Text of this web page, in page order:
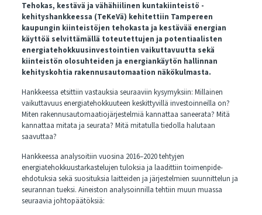
Tehokas, kestävä ja vähähiilinen kuntakiinteistö -
kehityshankkeessa (TeKeVä) kehitettiin Tampereen
kaupungin kiinteistöjen tehokasta ja kestävää energian
käyttöä selvittämällä toteutettujen ja potentiaalisten
energiatehokkuusinvestointien vaikuttavuutta sekä
kiinteistön olosuhteiden ja energiankäytön hallinnan
kehityskohtia rakennusautomaation näkökulmasta.
Hankkeessa etsittiin vastauksia seuraaviin kysymyksiin: Millainen
vaikuttavuus energiatehokkuuteen keskittyvillä investoinneilla on?
Miten rakennusautomaatiojärjestelmiä kannattaa saneerata? Mitä
kannattaa mitata ja seurata? Mitä mitatulla tiedolla halutaan
saavuttaa?
Hankkeessa analysoitiin vuosina 2016–2020 tehtyjen
energiatehokkuustarkastelujen tuloksia ja laadittiin toimenpide-
ehdotuksia sekä suosituksia laitteiden ja järjestelmien suunnittelun ja
seurannan tueksi. Aineiston analysoinnilla tehtiin muun muassa
seuraavia johtopäätöksiä: